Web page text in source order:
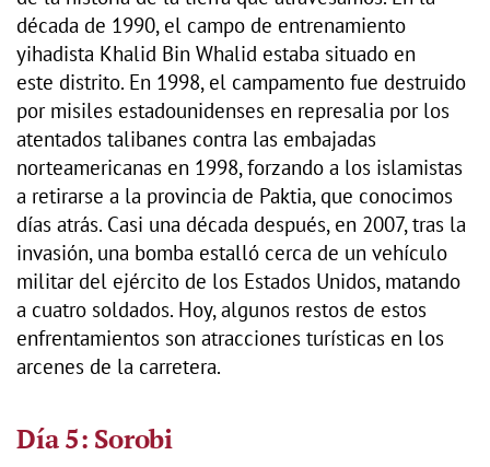
década de 1990, el campo de entrenamiento
yihadista Khalid Bin Whalid estaba situado en
este distrito. En 1998, el campamento fue destruido
por misiles estadounidenses en represalia por los
atentados talibanes contra las embajadas
norteamericanas en 1998, forzando a los islamistas
a retirarse a la provincia de Paktia, que conocimos
días atrás. Casi una década después, en 2007, tras la
invasión, una bomba estalló cerca de un vehículo
militar del ejército de los Estados Unidos, matando
a cuatro soldados. Hoy, algunos restos de estos
enfrentamientos son atracciones turísticas en los
arcenes de la carretera.
Día 5: Sorobi